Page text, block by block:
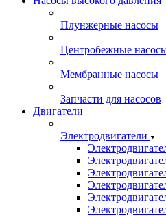
Плунжерные насосы
Центробежные
Мембранные насосы
Запчасти для насосов
Двигатели
Электродвигатели